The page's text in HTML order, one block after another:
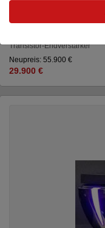
Transistor-Endverstärker
Neupreis: 55.900 €
29.900 €